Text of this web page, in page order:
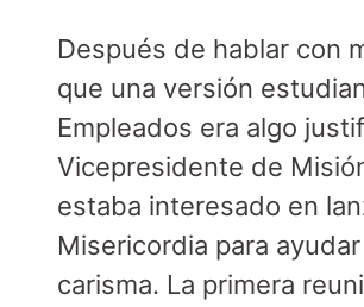
Después de hablar con
que una versión
Empleados era algo
Vicepresidente de
estaba interesado en
Misericordia para
carisma. La primera